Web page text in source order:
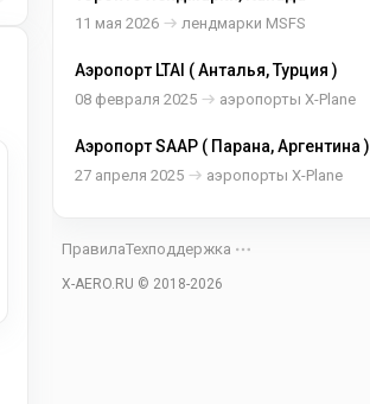
11 мая 2026 лендмарки MSFS
Аэропорт LTAI ( Анталья, Турция )
08 февраля 2025 аэропорты X-Plane
Аэропорт SAAP ( Парана, Аргентина )
27 апреля 2025 аэропорты X-Plane
ПравилаТехподдержка
X-AERO.RU © 2018-2026